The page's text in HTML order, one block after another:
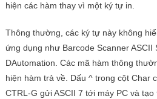
hiện các hàm thay vì một ký tự in.
Thông thường, các ký tự này không
ứng dụng như Barcode Scanner ASCII
DAutomation. Các mã hàm thông
hiện hàm trả về. Dấu ^ trong cột Char
CTRL-G gửi ASCII 7 tới máy PC và tạo